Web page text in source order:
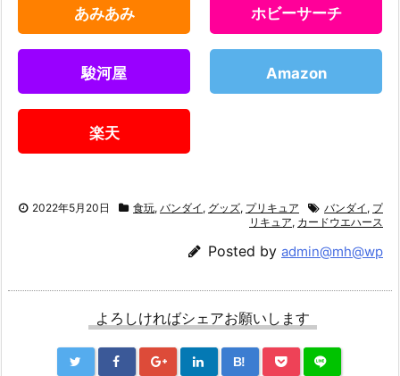
あみあみ ホビーサーチ
駿河屋 Amazon
楽天
2022年5月20日 食玩, バンダイ , グッズ, プリキュア バンダイ , プ
リキュア, カードウエハース
Posted by admin@mh@wp
よろしければシェアお願いします
B!